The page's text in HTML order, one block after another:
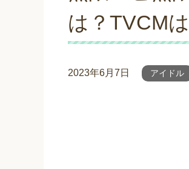
は？TVCM
2023年6月7日 アイドル